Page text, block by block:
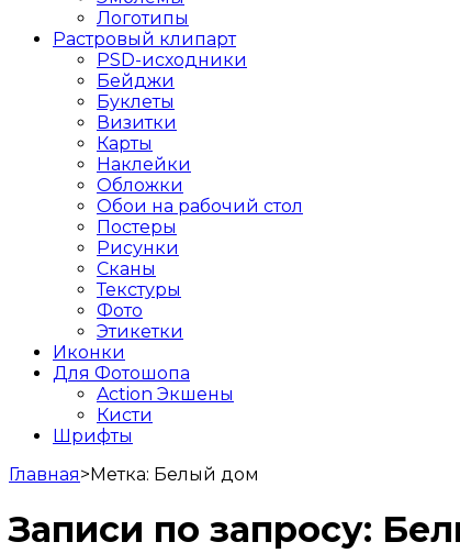
Логотипы
Растровый клипарт
PSD-исходники
Бейджи
Буклеты
Визитки
Карты
Наклейки
Обложки
Обои на рабочий стол
Постеры
Рисунки
Сканы
Текстуры
Фото
Этикетки
Иконки
Для Фотошопа
Action Экшены
Кисти
Шрифты
Главная>Метка: Белый дом
Записи по запросу: